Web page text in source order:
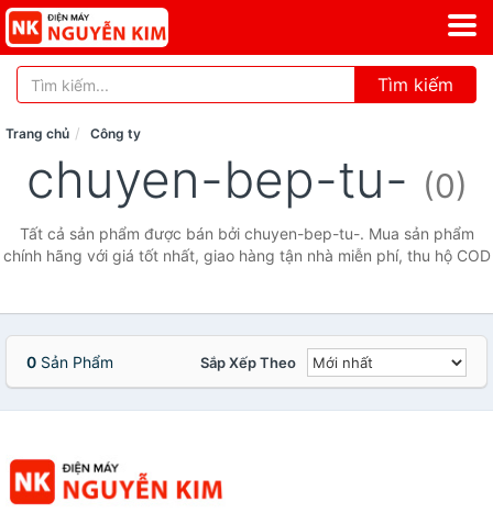
Tìm kiếm
Trang chủ Công ty
chuyen-bep-tu- (0)
Tất cả sản phẩm được bán bởi chuyen-bep-tu-. Mua sản phẩm
chính hãng với giá tốt nhất, giao hàng tận nhà miễn phí, thu hộ COD
0 Sản Phẩm Sắp Xếp Theo